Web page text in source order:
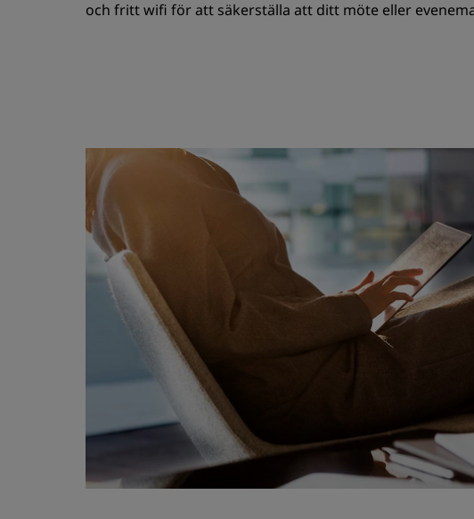
och fritt wifi för att säkerställa att ditt möte eller